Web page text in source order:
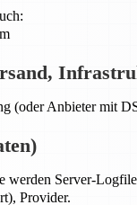
(oder Anbieter mit
werden Server-
Provider.